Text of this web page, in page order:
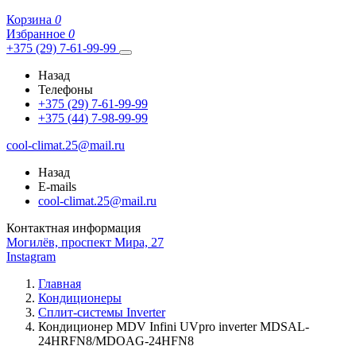
Корзина 0
Избранное 0
+375 (29) 7-61-99-99
Назад
Телефоны
+375 (29) 7-61-99-99
+375 (44) 7-98-99-99
cool-climat.25@mail.ru
Назад
E-mails
cool-climat.25@mail.ru
Контактная информация
Могилёв, проспект Мира, 27
Instagram
Главная
Кондиционеры
Сплит-системы Inverter
Кондиционер MDV Infini UVpro inverter MDSAL-
24HRFN8/MDOAG-24HFN8